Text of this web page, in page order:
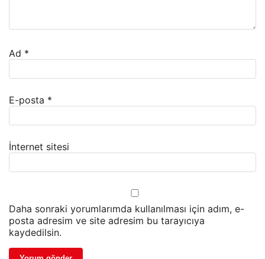
Ad *
E-posta *
İnternet sitesi
Daha sonraki yorumlarımda kullanılması için adım, e-
posta adresim ve site adresim bu tarayıcıya
kaydedilsin.